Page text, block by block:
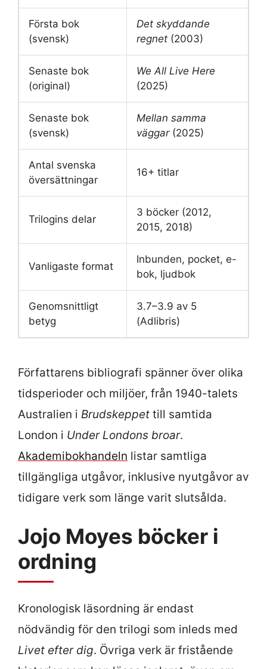
Första bok
(svensk)
Det skyddande
regnet (2003)
Senaste bok
(original)
We All Live Here
(2025)
Senaste bok
(svensk)
Mellan samma
väggar(2025)
Antal svenska
översättningar
16+ titlar
Trilogins delar
3 böcker (2012,
2015, 2018)
Vanligaste format
Inbunden, pocket, e-
bok, ljudbok
Genomsnittligt
betyg
3.7–3.9 av 5
(Adlibris)
Författarens bibliografi spänner över olika
tidsperioder och miljöer, från 1940-talets
Australien i Brudskeppet till samtida
London i Under Londons broar.
Akademibokhandeln listar samtliga
tillgängliga utgåvor, inklusive nyutgåvor av
tidigare verk som länge varit slutsålda.
Jojo Moyes böcker i
ordning
Kronologisk läsordning är endast
nödvändig för den trilogi som inleds med
Livet efter dig. Övriga verk är fristående